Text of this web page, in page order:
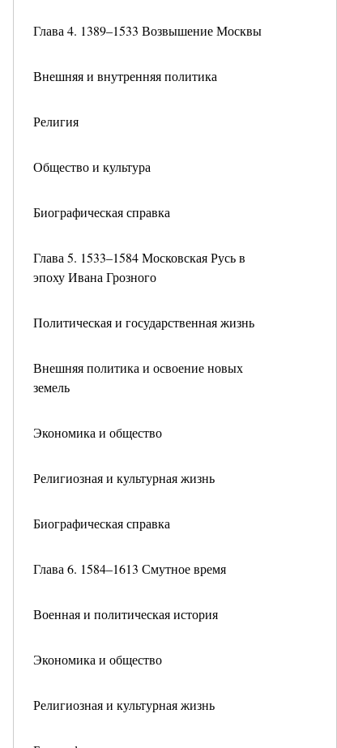
Глава 4. 1389–1533 Возвышение Москвы
Внешняя и внутренняя политика
Религия
Общество и культура
Биографическая справка
Глава 5. 1533–1584 Московская Русь в
эпоху Ивана Грозного
Политическая и государственная жизнь
Внешняя политика и освоение новых
земель
Экономика и общество
Религиозная и культурная жизнь
Биографическая справка
Глава 6. 1584–1613 Смутное время
Военная и политическая история
Экономика и общество
Религиозная и культурная жизнь